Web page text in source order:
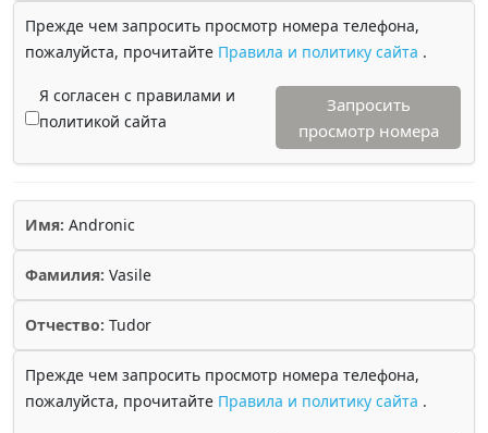
Прежде чем запросить просмотр номера телефона,
пожалуйста, прочитайте Правила и политику сайта .
Я согласен с правилами и
политикой сайта
Запросить
просмотр номера
Имя: Andronic
Фамилия: Vasile
Отчество: Tudor
Прежде чем запросить просмотр номера телефона,
пожалуйста, прочитайте Правила и политику сайта .